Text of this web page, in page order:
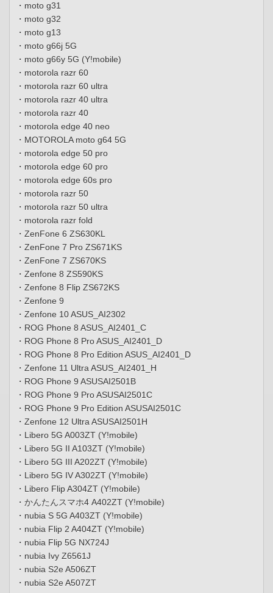
・moto g31
・moto g32
・moto g13
・moto g66j 5G
・moto g66y 5G (Y!mobile)
・motorola razr 60
・motorola razr 60 ultra
・motorola razr 40 ultra
・motorola razr 40
・motorola edge 40 neo
・MOTOROLA moto g64 5G
・motorola edge 50 pro
・motorola edge 60 pro
・motorola edge 60s pro
・motorola razr 50
・motorola razr 50 ultra
・motorola razr fold
・ZenFone 6 ZS630KL
・ZenFone 7 Pro ZS671KS
・ZenFone 7 ZS670KS
・Zenfone 8 ZS590KS
・Zenfone 8 Flip ZS672KS
・Zenfone 9
・Zenfone 10 ASUS_AI2302
・ROG Phone 8 ASUS_AI2401_C
・ROG Phone 8 Pro ASUS_AI2401_D
・ROG Phone 8 Pro Edition ASUS_AI2401_D
・Zenfone 11 Ultra ASUS_AI2401_H
・ROG Phone 9 ASUSAI2501B
・ROG Phone 9 Pro ASUSAI2501C
・ROG Phone 9 Pro Edition ASUSAI2501C
・Zenfone 12 Ultra ASUSAI2501H
・Libero 5G A003ZT (Y!mobile)
・Libero 5G II A103ZT (Y!mobile)
・Libero 5G III A202ZT (Y!mobile)
・Libero 5G IV A302ZT (Y!mobile)
・Libero Flip A304ZT (Y!mobile)
・かんたんスマホ4 A402ZT (Y!mobile)
・nubia S 5G A403ZT (Y!mobile)
・nubia Flip 2 A404ZT (Y!mobile)
・nubia Flip 5G NX724J
・nubia Ivy Z6561J
・nubia S2e A506ZT
・nubia S2e A507ZT